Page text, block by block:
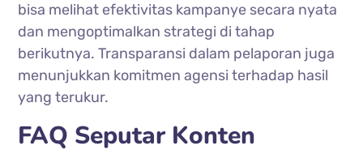
bisa melihat efektivitas kampanye secara nyata
dan mengoptimalkan strategi di tahap
berikutnya. Transparansi dalam pelaporan juga
menunjukkan komitmen agensi terhadap hasil
yang terukur.
FAQ Seputar Konten